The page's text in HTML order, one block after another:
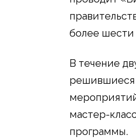
более шести
В течение
решившиеся
мастер-
программы.